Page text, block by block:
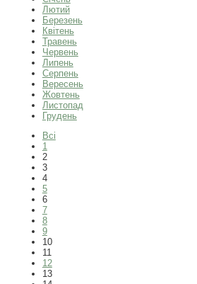
Лютий
Березень
Квітень
Травень
Червень
Липень
Серпень
Вересень
Жовтень
Листопад
Грудень
Всі
1
2
3
4
5
6
7
8
9
10
11
12
13